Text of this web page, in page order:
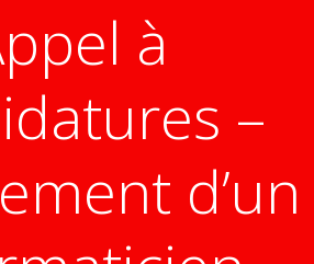
à
–
d’un